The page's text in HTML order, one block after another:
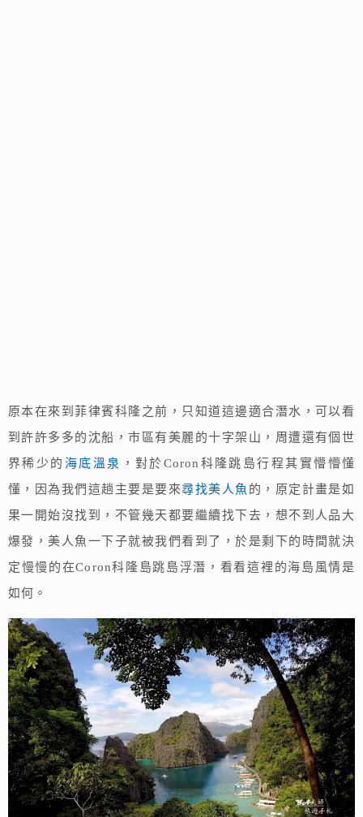
原本在來到菲律賓科隆之前，只知道這邊適合潛水，可以看
到許許多多的沈船，市區有美麗的十字架山，周遭還有個世
界稀少的 海底溫泉
，對於Coron科隆跳島行程其實懵懵懂
懂，因為我們這趟主要是要來尋找美人魚 的，原定計畫是如
果一開始沒找到，不管幾天都要繼續找下去，想不到人品大
爆發，美人魚一下子就被我們看到了，於是剩下的時間就決
定慢慢的在Coron科隆島跳島浮潛，看看這裡的海島風情是
如何。